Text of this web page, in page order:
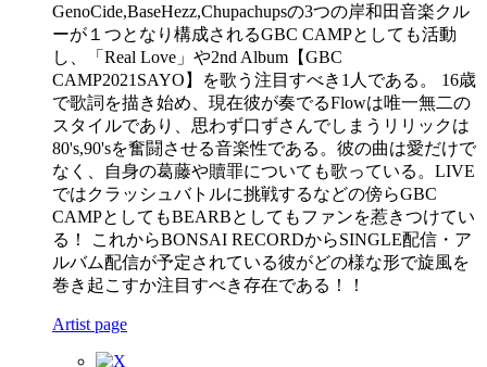
GenoCide,BaseHezz,Chupachupsの3つの岸和田音楽クル
ーが１つとなり構成されるGBC CAMPとしても活動
し、「Real Love」や2nd Album【GBC
CAMP2021SAYO】を歌う注目すべき1人である。 16歳
で歌詞を描き始め、現在彼が奏でるFlowは唯一無二の
スタイルであり、思わず口ずさんでしまうリリックは
80's,90'sを奮闘させる音楽性である。彼の曲は愛だけで
なく、自身の葛藤や贖罪についても歌っている。LIVE
ではクラッシュバトルに挑戦するなどの傍らGBC
CAMPとしてもBEARBとしてもファンを惹きつけてい
る！ これからBONSAI RECORDからSINGLE配信・ア
ルバム配信が予定されている彼がどの様な形で旋風を
巻き起こすか注目すべき存在である！！
Artist page